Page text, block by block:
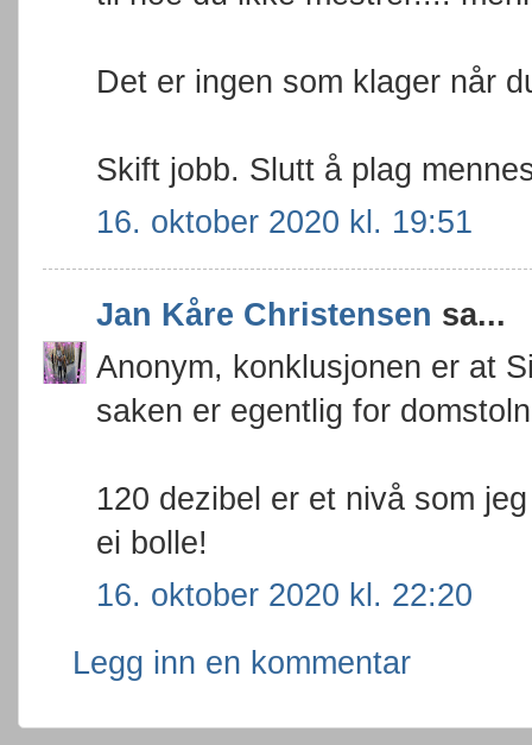
Det er ingen som klager når
Skift jobb. Slutt å plag
16. oktober 2020 kl. 19:51
Jan Kåre Christensen sa...
Anonym, konklusjonen er at
saken er egentlig for
120 dezibel er et nivå som
ei bolle!
16. oktober 2020 kl. 22:20
Legg inn en kommentar